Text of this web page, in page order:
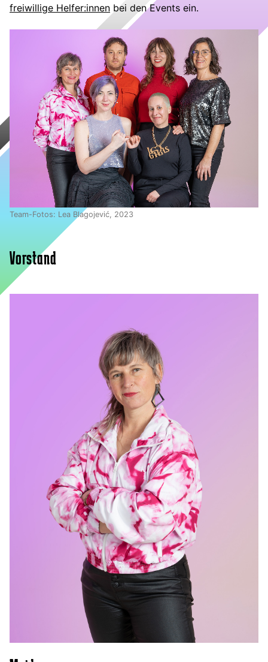
freiwillige Helfer:innen bei den Events ein.
Team-Fotos: Lea Blagojević, 2023
Vorstand